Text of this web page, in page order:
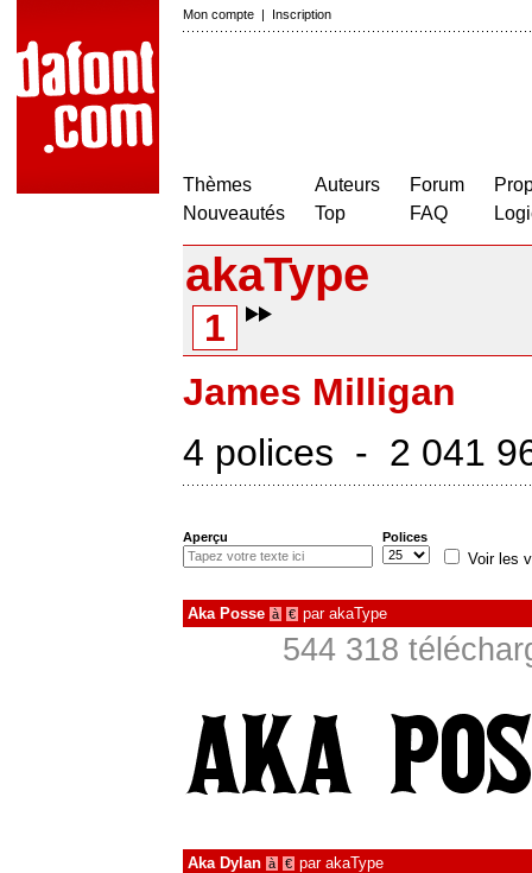
Mon compte | Inscription
Thèmes
Nouveautés
Auteurs
Top
Forum
FAQ
akaType
1
James Milligan
4 polices - 2 041
Aperçu Polices
Voir les
Aka Posse à € par akaType
544 318
Aka Dylan à € par akaType